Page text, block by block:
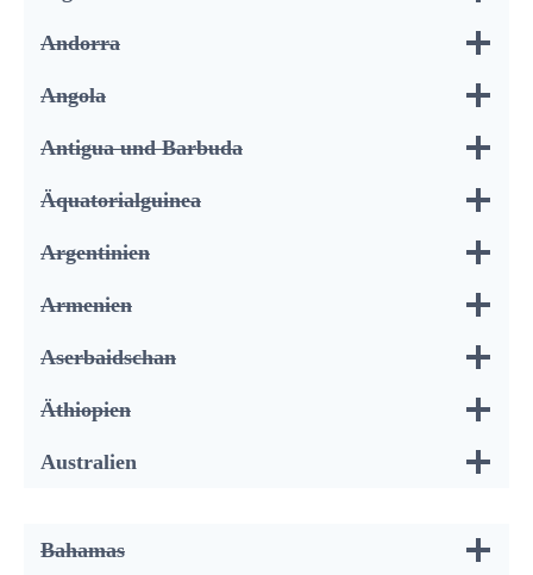
Andorra
Angola
Antigua und Barbuda
Äquatorialguinea
Argentinien
Armenien
Aserbaidschan
Äthiopien
Australien
Bahamas